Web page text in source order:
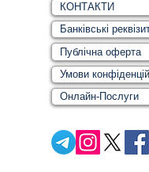
КОНТАКТИ
Банківські
Публічна оферта
Умови
Онлайн-Послуги